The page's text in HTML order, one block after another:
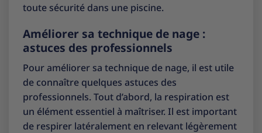
toute sécurité dans une piscine.
Améliorer sa technique de nage :
astuces des professionnels
Pour améliorer sa technique de nage, il est utile
de connaître quelques astuces des
professionnels. Tout d’abord, la respiration est
un élément essentiel à maîtriser. Il est important
de respirer latéralement en relevant légèrement